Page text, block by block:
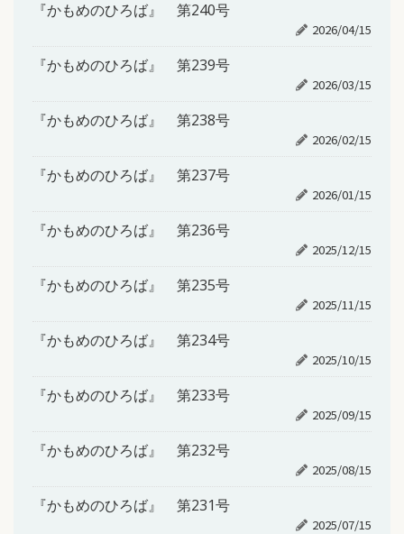
『かもめのひろば』 第240号
2026/04/15
『かもめのひろば』 第239号
2026/03/15
『かもめのひろば』 第238号
2026/02/15
『かもめのひろば』 第237号
2026/01/15
『かもめのひろば』 第236号
2025/12/15
『かもめのひろば』 第235号
2025/11/15
『かもめのひろば』 第234号
2025/10/15
『かもめのひろば』 第233号
2025/09/15
『かもめのひろば』 第232号
2025/08/15
『かもめのひろば』 第231号
2025/07/15